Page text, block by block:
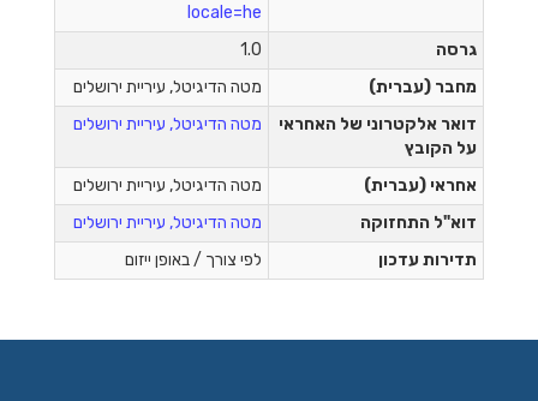
locale=he
גרסה
1.0
מחבר (עברית)
מטה הדיגיטל, עיריית ירושלים
דואר אלקטרוני של האחראי
על הקובץ
מטה הדיגיטל, עיריית ירושלים
אחראי (עברית)
מטה הדיגיטל, עיריית ירושלים
דוא"ל התחזוקה
מטה הדיגיטל, עיריית ירושלים
תדירות עדכון
לפי צורך / באופן ייזום